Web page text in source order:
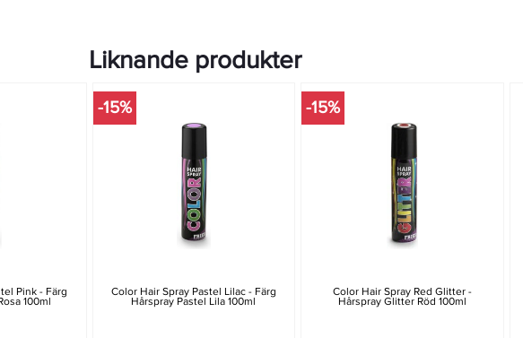
Liknande produkter
Pink - Färg
100ml
-15%
Color Hair Spray Pastel Lilac - Färg
Hårspray Pastel Lila 100ml
-15%
Color Hair Spray Red Glitter -
Hårspray Glitter Röd 100ml